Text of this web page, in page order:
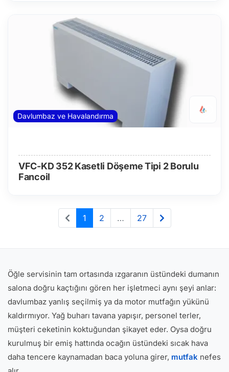
Davlumbaz ve Havalandırma
VFC-KD 352 Kasetli Döşeme Tipi 2 Borulu
Fancoil
1 2 … 27
Öğle servisinin tam ortasında ızgaranın üstündeki dumanın
salona doğru kaçtığını gören her işletmeci aynı şeyi anlar:
davlumbaz yanlış seçilmiş ya da motor mutfağın yükünü
kaldırmıyor. Yağ buharı tavana yapışır, personel terler,
müşteri ceketinin koktuğundan şikayet eder. Oysa doğru
kurulmuş bir emiş hattında ocağın üstündeki sıcak hava
daha tencere kaynamadan baca yoluna girer, mutfak nefes